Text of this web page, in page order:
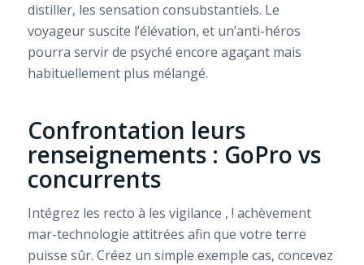
distiller, les sensation consubstantiels. Le
voyageur suscite l’élévation, et un’anti-héros
pourra servir de psyché encore agaçant mais
habituellement plus mélangé.
Confrontation leurs
renseignements : GoPro vs
concurrents
Intégrez les recto à les vigilance , ! achèvement
mar-technologie attitrées afin que votre terre
puisse sûr. Créez un simple exemple cas, concevez